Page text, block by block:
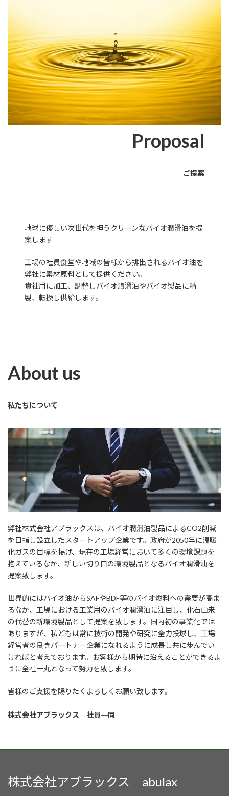
Proposal
ご提案
地球に優しい次世代を担うクリーンなバイオ潤滑油を提
案します
工場の社員食堂や地域の皆様から排出されるバイオ油を
弊社に素材原料として提供ください。
貴社用に加工、調整しバイオ潤滑油やバイオ製品に精
製、転換し供給します。
About us
私たちについて
弊社株式会社アブラックスは、バイオ潤滑油製品によるCO2削減
を目指し設立したスタートアップ企業です。政府が2050年に温暖
化ガスの目標を掲げ、現在の工場経営において多くの環境課題を
抱えているなか、新しい切り口の環境製品となるバイオ潤滑油を
提案致します。
世界的にはバイオ油からSAFやBDF等のバイオ燃料への需要が高ま
るなか、工場における工業用のバイオ潤滑油に注目し、化石由来
の代替の新環境製品として提案を致します。国内初の事業化では
ありますが、私どもは常に技術の開発や研究に全力投球し、工場
経営者の良きパートナー企業になれるように成長し共に歩んでい
ければと考えております。お客様から期待に沿えることができるよ
うに全社一丸となって努力を致します。
皆様のご支援を賜りたくよろしくお願い致します。
株式会社アブラックス 社員一同
株式会社アブラックス abulax